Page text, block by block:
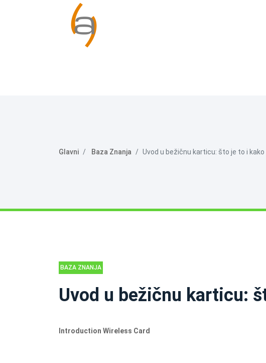
Glavni Baza Znanja Uvod u bežičnu karticu: što je to i kako
BAZA ZNANJA
Uvod u bežičnu karticu:
Introduction Wireless Card